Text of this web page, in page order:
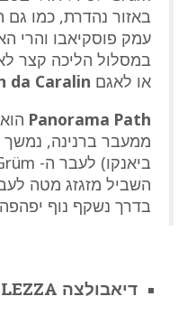
באזור נהדרת, כמו גם
עמק פוסקיאבו והרי
במסלול הליכה קצר
או לאגם da Caralin
Panorama Path
ממעבר ברנינה, נמשך
בדרך נשקף נוף
דיאבולצה DIAVOLEZZA